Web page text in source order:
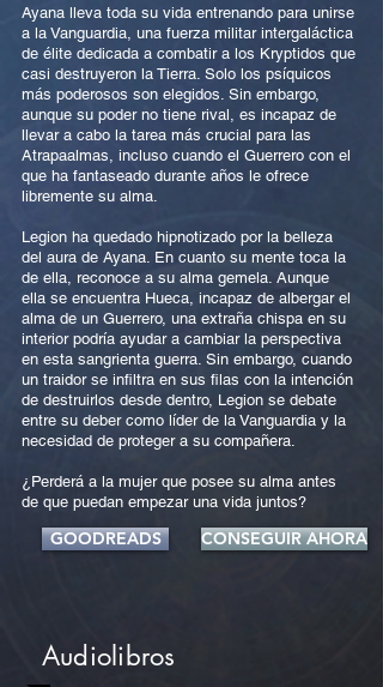
Ayana lleva toda su vida entrenando para unirse
a la Vanguardia, una fuerza militar intergaláctica
de élite dedicada a combatir a los Kryptidos que
casi destruyeron la Tierra. Solo los psíquicos
más poderosos son elegidos. Sin embargo,
aunque su poder no tiene rival, es incapaz de
llevar a cabo la tarea más crucial para las
Atrapaalmas, incluso cuando el Guerrero con el
que ha fantaseado durante años le ofrece
libremente su alma.
Legion ha quedado hipnotizado por la belleza
del aura de Ayana. En cuanto su mente toca la
de ella, reconoce a su alma gemela. Aunque
ella se encuentra Hueca, incapaz de albergar el
alma de un Guerrero, una extraña chispa en su
interior podría ayudar a cambiar la perspectiva
en esta sangrienta guerra. Sin embargo, cuando
un traidor se infiltra en sus filas con la intención
de destruirlos desde dentro, Legion se debate
entre su deber como líder de la Vanguardia y la
necesidad de proteger a su compañera.
¿Perderá a la mujer que posee su alma antes
de que puedan empezar una vida juntos?
GOODREADS CONSEGUIR AHORA
Audiolibros